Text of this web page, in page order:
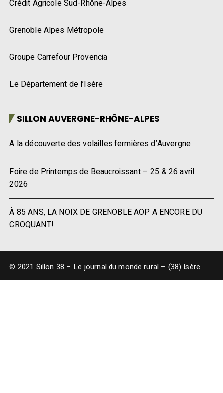
Crédit Agricole Sud-Rhône-Alpes
Grenoble Alpes Métropole
Groupe Carrefour Provencia
Le Département de l’Isère
SILLON AUVERGNE-RHÔNE-ALPES
A la découverte des volailles fermières d’Auvergne
Foire de Printemps de Beaucroissant – 25 & 26 avril
2026
À 85 ANS, LA NOIX DE GRENOBLE AOP A ENCORE DU
CROQUANT!
© 2021 Sillon 38 – Le journal du monde rural – (38) Isère